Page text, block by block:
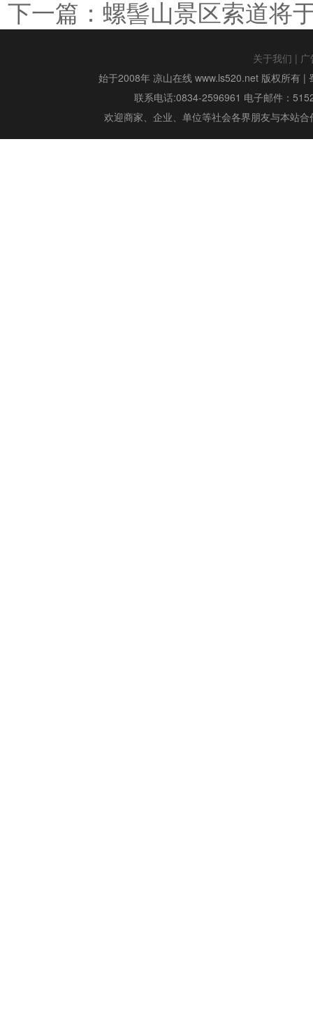
下一篇： 螺髻山景区索道将
关于我们 |
始于2008年 凉山在线 www.ls520.net 版权所有
联系电话:0834-2596961 电子邮件：
欢迎商家、企业、单位等社会各界朋友与本站